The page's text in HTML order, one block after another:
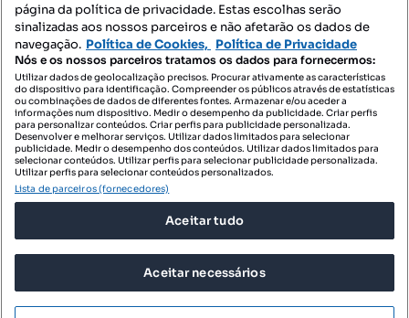
Contacte-nos
SIGA-NOS:
DESCARREGAR NA:
© 2026 Imovirtual.com, OLX Portugal, S.A.
TERMOS DE UTILIZAÇÃO
página da política de privacidade. Estas escolhas serão
sinalizadas aos nossos parceiros e não afetarão os dados de
navegação. Política de Cookies, Política de Privacidade
Nós e os nossos parceiros tratamos os dados para fornecermos:
Utilizar dados de geolocalização precisos. Procurar ativamente as características
do dispositivo para identificação. Compreender os públicos através de estatísticas
ou combinações de dados de diferentes fontes. Armazenar e/ou aceder a
informações num dispositivo. Medir o desempenho da publicidade. Criar perfis
para personalizar conteúdos. Criar perfis para publicidade personalizada.
Desenvolver e melhorar serviços. Utilizar dados limitados para selecionar
publicidade. Medir o desempenho dos conteúdos. Utilizar dados limitados para
selecionar conteúdos. Utilizar perfis para selecionar publicidade personalizada.
Utilizar perfis para selecionar conteúdos personalizados.
Lista de parceiros (fornecedores)
Aceitar tudo
Aceitar necessários